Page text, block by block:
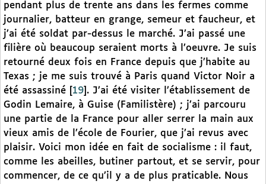
pendant plus de trente ans dans les fermes comme
journalier, batteur en grange, semeur et faucheur, et
j’ai été soldat par-dessus le marché. J’ai passé une
filière où beaucoup seraient morts à l’oeuvre. Je suis
retourné deux fois en France depuis que j’habite au
Texas ; je me suis trouvé à Paris quand Victor Noir a
été assassiné
19 . J’ai été visiter l’établissement de
Godin Lemaire, à Guise (Familistère) ; j’ai parcouru
une partie de la France pour aller serrer la main aux
vieux amis de l’école de Fourier, que j’ai revus avec
plaisir. Voici mon idée en fait de socialisme : il faut,
comme les abeilles, butiner partout, et se servir, pour
commencer, de ce qu’il y a de plus praticable. Nous